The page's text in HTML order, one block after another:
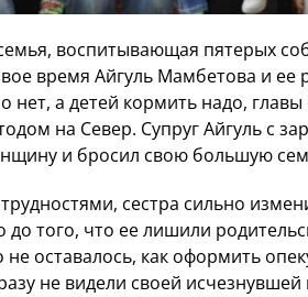
воспитывающая пятерых
время Айгуль Мамбетова и ее
нет, а детей кормить надо,
на Север. Супруг Айгуль с
и бросил свою большую
сестра сильно
того, что ее лишили
не оставалось, как оформить
не видели своей исчезнувшей